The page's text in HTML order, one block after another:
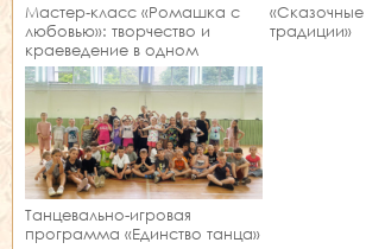
Мастер‑класс «Ромашка с
любовью»: творчество и
краеведение в одном
занятии!
традиции»
Танцевально-игровая
программа «Единство танца»